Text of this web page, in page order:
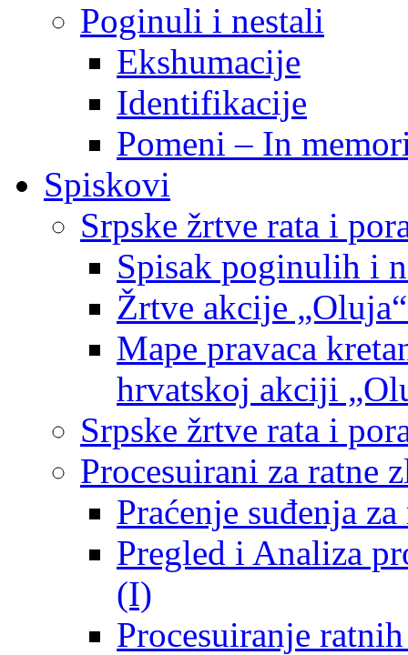
Poginuli i nestali
Ekshumacije
Identifikacije
Pomeni – In
Spiskovi
Srpske žrtve rata i
Spisak poginulih i
Žrtve akcije
Mape pravaca
hrvatskoj akciji
Srpske žrtve rata i
Procesuirani za ratne
Praćenje suđenja
Pregled i Analiza
(I)
Procesuiranje